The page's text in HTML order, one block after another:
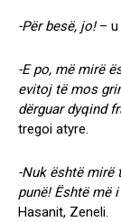
-Për besë, jo!– u
-E po, më mirë
evitoj të mos
dërguar dyqind
tregoi atyre.
-Nuk është mirë
punë! Është më
Hasanit, Zeneli.